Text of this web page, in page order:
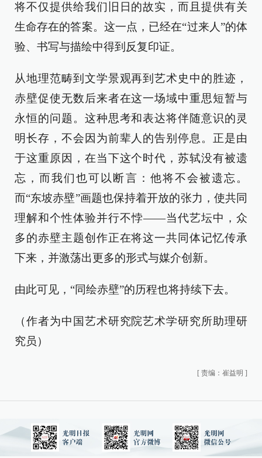
将不仅提供给我们旧日的故实，而且提供有关
生命存在的答案。这一点，已经在“过来人”的体
验、书写与描绘中得到反复印证。
从地理范畴到文学景观再到艺术史中的胜迹，
赤壁促使无数后来者在这一场域中重思短暂与
永恒的问题。这种思考和表达将伴随意识的灵
明长存，不会因为前辈人的告别停息。正是由
于这重原因，在当下这个时代，苏轼没有被遗
忘，而我们也可以断言：他将不会被遗忘。
而“东坡赤壁”画题也保持着开放的张力，使共同
理解和个性体验并行不悖——当代艺坛中，众
多的赤壁主题创作正在将这一共同体记忆传承
下来，并激荡出更多的形式与媒介创新。
由此可见，“同绘赤壁”的历程也将持续下去。
（作者为中国艺术研究院艺术学研究所助理研
究员）
[ 责编：崔益明 ]